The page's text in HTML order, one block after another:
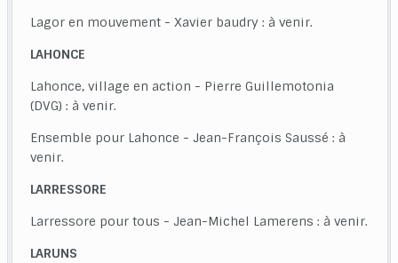
Lagor en mouvement - Xavier baudry : à venir.
LAHONCE
Lahonce, village en action - Pierre Guillemotonia
(DVG) : à venir.
Ensemble pour Lahonce - Jean-François Saussé : à
venir.
LARRESSORE
Larressore pour tous - Jean-Michel Lamerens : à venir.
LARUNS